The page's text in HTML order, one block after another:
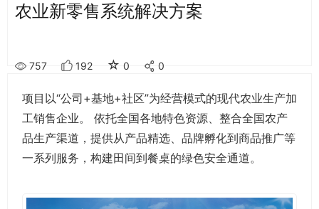
农业新零售系统解决方案
757 192 ☆ 0 0
项目以“公司+基地+社区”为经营模式的现代农业生产加
工销售企业。 依托全国各地特色资源、整合全国农产
品生产渠道，提供从产品精选、品牌孵化到商品推广等
一系列服务，构建田间到餐桌的绿色安全通道。